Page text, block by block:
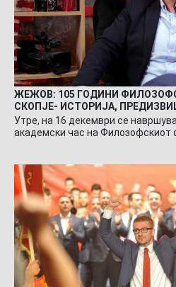
ЖЕЖОВ: 105 ГОДИНИ
СКОПЈЕ- ИСТОРИЈА,
Утре, на 16 декември се
академски час на Филозофскиот